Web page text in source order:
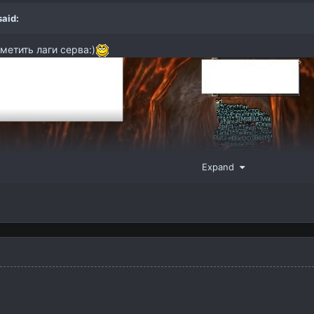
лаги серва:)
Expand